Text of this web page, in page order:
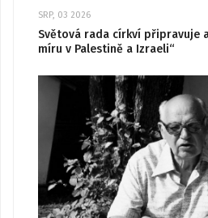
SRP, 03 2026
Světová rada církví připravuje
míru v Palestině a Izraeli“